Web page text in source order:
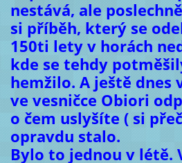
nestává, ale
si příběh, který se
150ti lety v horách
kde se tehdy
hemžilo. A ještě dnes
ve vesničce Obiori
o čem uslyšíte ( si
opravdu stalo.
Bylo to jednou v létě.